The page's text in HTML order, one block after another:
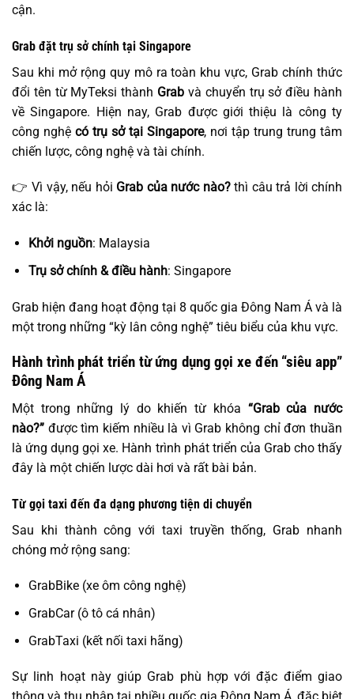
cận.
Grab đặt trụ sở chính tại Singapore
Sau khi mở rộng quy mô ra toàn khu vực, Grab chính thức
đổi tên từ MyTeksi thành Grab và chuyển trụ sở điều hành
về Singapore. Hiện nay, Grab được giới thiệu là công ty
công nghệ có trụ sở tại Singapore, nơi tập trung trung tâm
chiến lược, công nghệ và tài chính.
👉 Vì vậy, nếu hỏi Grab của nước nào?thì câu trả lời chính
xác là:
Khởi nguồn: Malaysia
Trụ sở chính & điều hành: Singapore
Grab hiện đang hoạt động tại 8 quốc gia Đông Nam Á và là
một trong những “kỳ lân công nghệ” tiêu biểu của khu vực.
Hành trình phát triển từ ứng dụng gọi xe đến “siêu app”
Đông Nam Á
Một trong những lý do khiến từ khóa “Grab của nước
nào?” được tìm kiếm nhiều là vì Grab không chỉ đơn thuần
là ứng dụng gọi xe. Hành trình phát triển của Grab cho thấy
đây là một chiến lược dài hơi và rất bài bản.
Từ gọi taxi đến đa dạng phương tiện di chuyển
Sau khi thành công với taxi truyền thống, Grab nhanh
chóng mở rộng sang:
GrabBike (xe ôm công nghệ)
GrabCar (ô tô cá nhân)
GrabTaxi (kết nối taxi hãng)
Sự linh hoạt này giúp Grab phù hợp với đặc điểm giao